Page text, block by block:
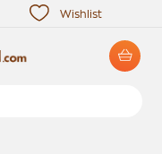
Wishlist